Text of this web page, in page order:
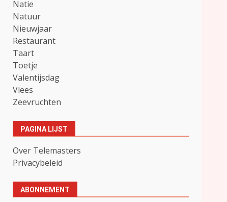
Natie
Natuur
Nieuwjaar
Restaurant
Taart
Toetje
Valentijsdag
Vlees
Zeevruchten
PAGINA LIJST
Over Telemasters
Privacybeleid
ABONNEMENT